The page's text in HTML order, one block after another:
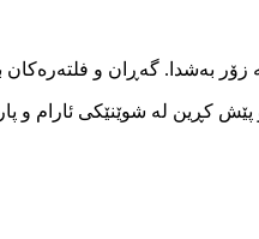
زۆر بەشدا. گەڕان و
کڕین لە شوێنێکی ئارام و